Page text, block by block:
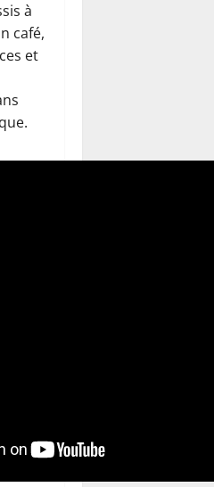
à
café,
et